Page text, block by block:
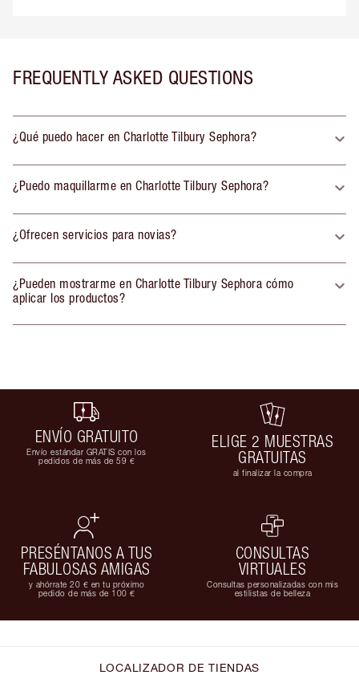
FREQUENTLY ASKED QUESTIONS
¿Qué puedo hacer en Charlotte Tilbury Sephora?
¿Puedo maquillarme en Charlotte Tilbury Sephora?
¿Ofrecen servicios para novias?
¿Pueden mostrarme en Charlotte Tilbury Sephora cómo
aplicar los productos?
ENVÍO GRATUITO
Envío estándar GRATIS con los
pedidos de más de 59 €
ELIGE 2 MUESTRAS
GRATUITAS
al finalizar la compra
PRESÉNTANOS A TUS
FABULOSAS AMIGAS
y ahórrate 20 € en tu próximo
pedido de más de 100 €
CONSULTAS
VIRTUALES
Consultas personalizadas con mis
estilistas de belleza
LOCALIZADOR DE TIENDAS